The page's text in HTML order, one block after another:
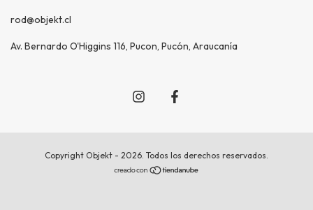
rod@objekt.cl
Av. Bernardo O'Higgins 116, Pucon, Pucón, Araucanía
Copyright Objekt - 2026. Todos los derechos reservados.